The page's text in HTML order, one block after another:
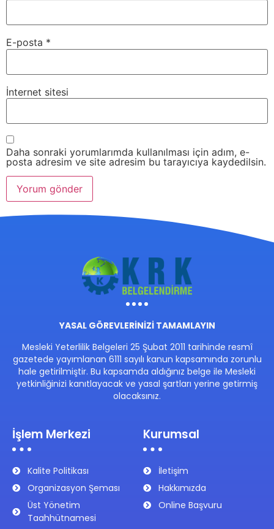
E-posta *
İnternet sitesi
Daha sonraki yorumlarımda kullanılması için adım, e-
posta adresim ve site adresim bu tarayıcıya kaydedilsin.
YASAL GÖREVLERİNİZİ TAMAMLAYIN
Mesleki Yeterlilik Belgeleri 25 Şubat 2011 tarihinde resmî
gazetede yayımlanan 6111 sayılı kanun kapsamında zorunlu
hale getirilmiştir. Bu kapsamda aldığınız belge ile Mesleki
yetkinliğinizi kanıtlayacak ve yasal şartları yerine getirmiş
olacaksınız.
İşlem Merkezi
Kalite Politikası
Organizasyon Şeması
Üst Yönetim
Taahhütnamesi
Kurumsal
İletişim
Hakkımızda
Online Başvuru